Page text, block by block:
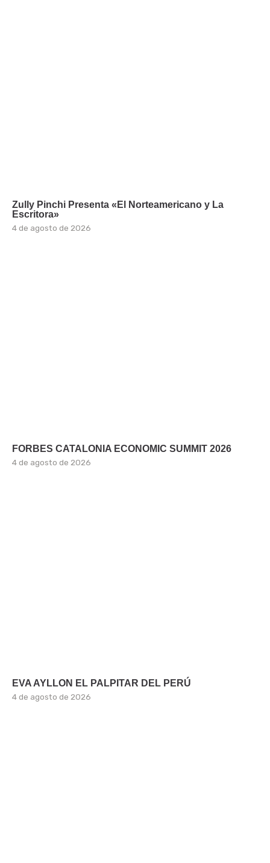
Zully Pinchi Presenta «El Norteamericano y La
Escritora»
4 de agosto de 2026
FORBES CATALONIA ECONOMIC SUMMIT 2026
4 de agosto de 2026
EVA AYLLON EL PALPITAR DEL PERÚ
4 de agosto de 2026